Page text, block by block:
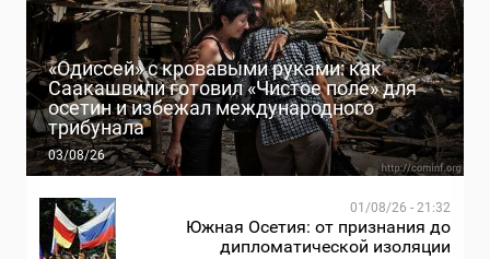
«Одиссей» с кровавыми руками: как
Саакашвили готовил «Чистое поле» для
осетин и избежал международного
трибунала
03/08/26
01/08/26 - 21:32
Южная Осетия: от признания до
дипломатической изоляции